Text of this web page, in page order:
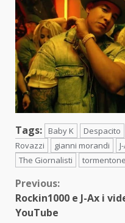
Tags: Baby K Despacito
Rovazzi
gianni morandi
The Giornalisti
tormentone
Continue
Reading
Previous:
Rockin1000 e J-Ax i
YouTube